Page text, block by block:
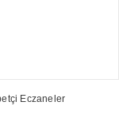
Eczaneler